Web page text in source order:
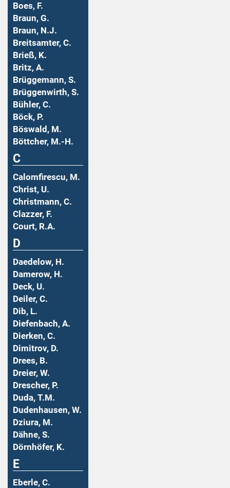
Boes, F.
Braun, G.
Braun, N.J.
Breitsamter, C.
Brieß, K.
Britz, A.
Brüggemann, S.
Brüggenwirth, S.
Bühler, C.
Böck, P.
Böswald, M.
Böttcher, M.-H.
C
Calomfirescu, M.
Christ, U.
Christmann, C.
Clazzer, F.
Court, R.A.
D
Daedelow, H.
Damerow, H.
Deck, U.
Deiler, C.
Dib, L.
Diefenbach, A.
Dierken, C.
Dimitrov, D.
Drees, B.
Dreier, W.
Drescher, P.
Duda, T.M.
Dudenhausen, W.
Dziura, M.
Dähne, S.
Dörnhöfer, K.
E
Eberle, C.